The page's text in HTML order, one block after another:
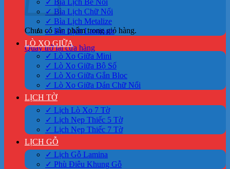
Chưa có sản phẩm trong giỏ hàng.
Quay trở lại cửa hàng
✓ Bìa Lịch Bế Nổi
✓ Bìa Lịch Chữ Nổi
✓ Bìa Lịch Metalize
✓ Bìa Lịch Laminate
LÒ XO GIỮA
✓ Lò Xo Giữa Mini
✓ Lò Xo Giữa Bộ Số
✓ Lò Xo Giữa Gắn Bloc
✓ Lò Xo Giữa Dán Chữ Nổi
LỊCH TỜ
✓ Lịch Lò Xo 7 Tờ
✓ Lịch Nẹp Thiếc 5 Tờ
✓ Lịch Nẹp Thiếc 7 Tờ
LỊCH GỖ
✓ Lịch Gỗ Lamina
✓ Phù Điêu Khung Gỗ